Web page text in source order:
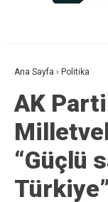
Ana Sayfa › Politika
AK
“Güçlü
Türkiye”